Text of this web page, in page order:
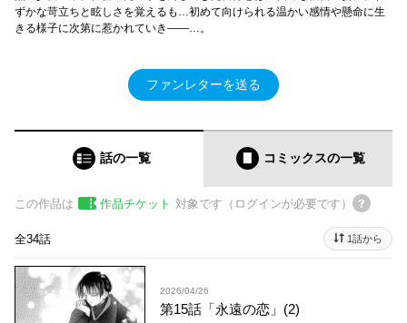
ずかな苛立ちと眩しさを覚えるも…初めて向けられる温かい感情や懸命に生
きる様子に次第に惹かれていき――…。
ファンレターを送る
話の一覧 コミックスの一覧
この作品は 作品チケット 対象です（ログインが必要です）
全34話 1話から
2026/04/26
第15話「永遠の恋」(2)